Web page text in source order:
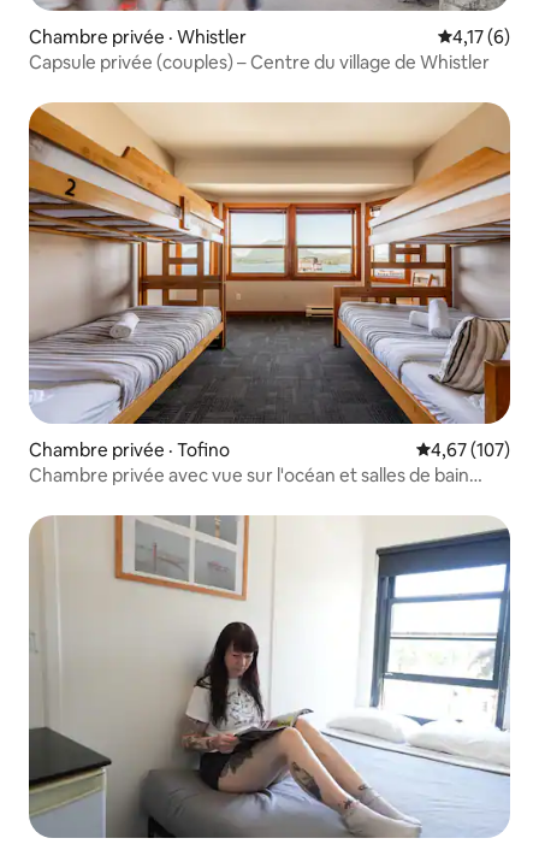
Chambre privée · Whistler Note
4,17 (6)
Capsule privée (couples) – Centre du village de Whistler
Chambre privée · Tofino Note
4,67 (107)
Chambre privée avec vue sur l'océan et salles de bain